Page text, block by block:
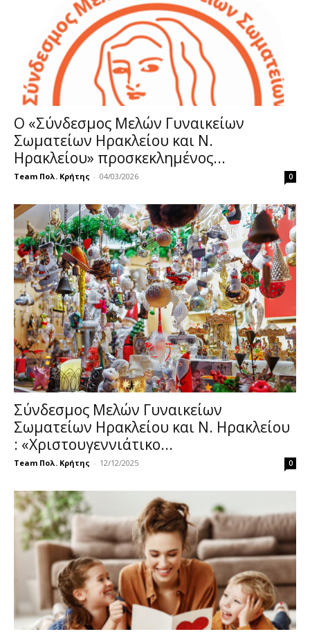
Ο «Σύνδεσμος Μελών Γυναικείων
Σωματείων Ηρακλείου και Ν.
Ηρακλείου» προσκεκλημένος...
Team Πολ. Κρήτης - 04/03/2026 0
Σύνδεσμος Μελών Γυναικείων
Σωματείων Ηρακλείου και Ν. Ηρακλείου
: «Χριστουγεννιάτικο...
Team Πολ. Κρήτης - 12/12/2025 0